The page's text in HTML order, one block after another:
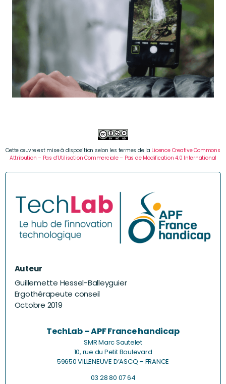
Cette œuvre est mise à disposition selon les termes de la Licence Creative Commons
Attribution – Pas d’Utilisation Commerciale – Pas de Modification 4.0 International
Auteur
Guillemette Hessel-Balleyguier
Ergothérapeute conseil
Octobre 2019
TechLab – APF France handicap
SMR Marc Sautelet
10, rue du Petit Boulevard
59650 VILLENEUVE D’ASCQ – FRANCE
03 28 80 07 64